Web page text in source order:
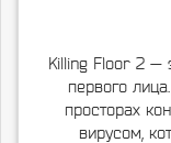
Killing Floor 2 —
первого
просторах
вирусом,